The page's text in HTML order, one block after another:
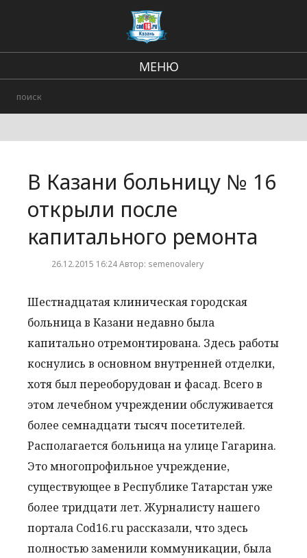
МЕНЮ
Городские события
В Казани больницу № 16
открыли после
капитального ремонта
26.12.2015 16:24 Автор: semenovalery
Шестнадцатая клиническая городская
больница в Казани недавно была
капитально отремонтирована. Здесь работы
коснулись в основном внутренней отделки,
хотя был переоборудован и фасад. Всего в
этом лечебном учреждении обслуживается
более семнадцати тысяч посетителей.
Располагается больница на улице Гагарина.
Это многопрофильное учреждение,
существующее в Республике Татарстан уже
более тридцати лет. Журналисту нашего
портала Cod16.ru рассказали, что здесь
полностью заменили коммуникации, была